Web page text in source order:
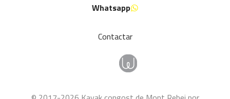
Whatsapp
Contactar